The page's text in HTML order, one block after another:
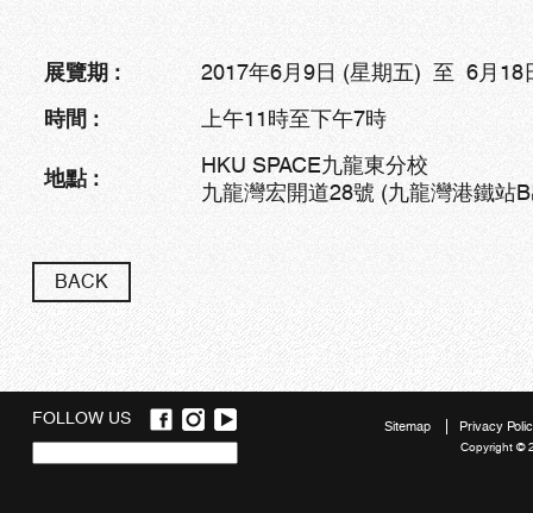
展覽期 :
2017年6月9日 (星期五) 至 6月18
時間 :
上午11時至下午7時
地點 :
HKU SPACE九龍東分校
九龍灣宏開道28號 (九龍灣港鐵站
BACK
FOLLOW US
Sitemap Privacy
Copyright ©